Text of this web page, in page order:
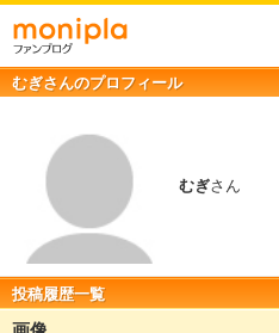
むぎさんのプロフィール
むぎさん
投稿履歴一覧